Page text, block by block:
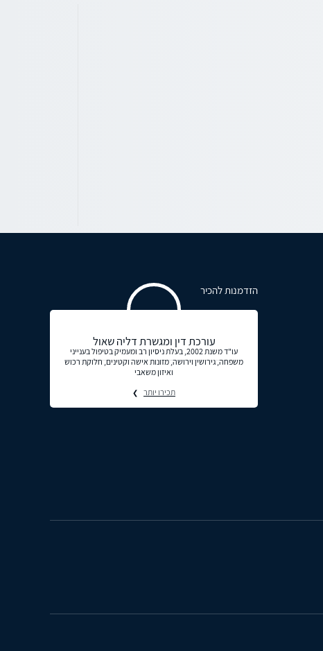
הזדמנות להכיר
עורכת דין ומגשרת דליה שאול
עו"ד משנת 2002, בעלת ניסיון רב ומעמיק בטיפול בענייני
משפחה, גירושין וירושה, מזונות אישה וקטינים, חלוקת רכוש
ואיזון משאבי
תכירו יותר